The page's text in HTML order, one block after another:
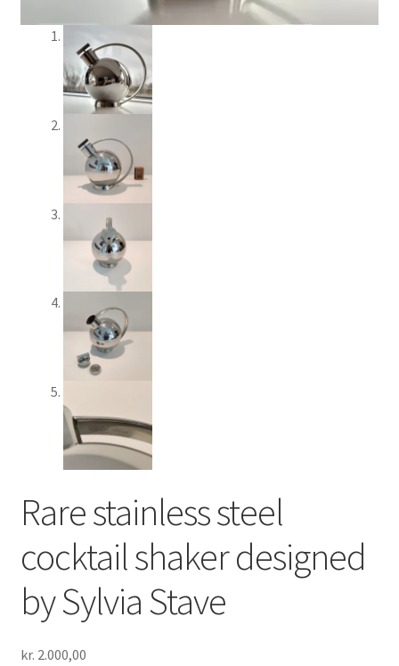
Rare stainless steel
cocktail shaker designed
by Sylvia Stave
kr. 2.000,00